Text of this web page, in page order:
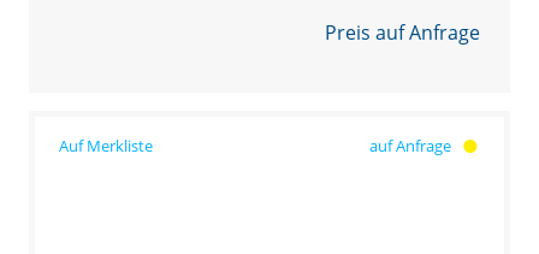
Preis auf Anfrage
auf Anfrage